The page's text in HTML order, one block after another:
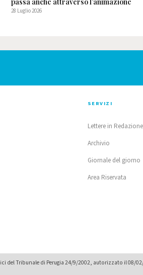
28 Luglio 2026
SERVIZI
Lettere in Redazione
Archivio
Giornale del giorno
Area Riservata
Tribunale di Perugia 24/9/2002, autorizzato il 08/